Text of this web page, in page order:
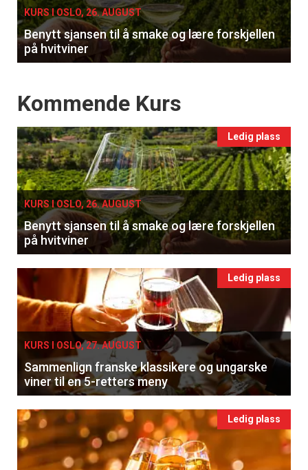
KURS I OSLO, 26. AUGUST
Benytt sjansen til å smake og lære forskjellen
på hvitviner
Events
Kommende Kurs
Ledig plass
KURS I OSLO, 26. AUGUST
Benytt sjansen til å smake og lære forskjellen
på hvitviner
Ledig plass
KURS I OSLO, 27. AUGUST
Sammenlign franske klassikere og ungarske
viner til en 5-retters meny
Ledig plass